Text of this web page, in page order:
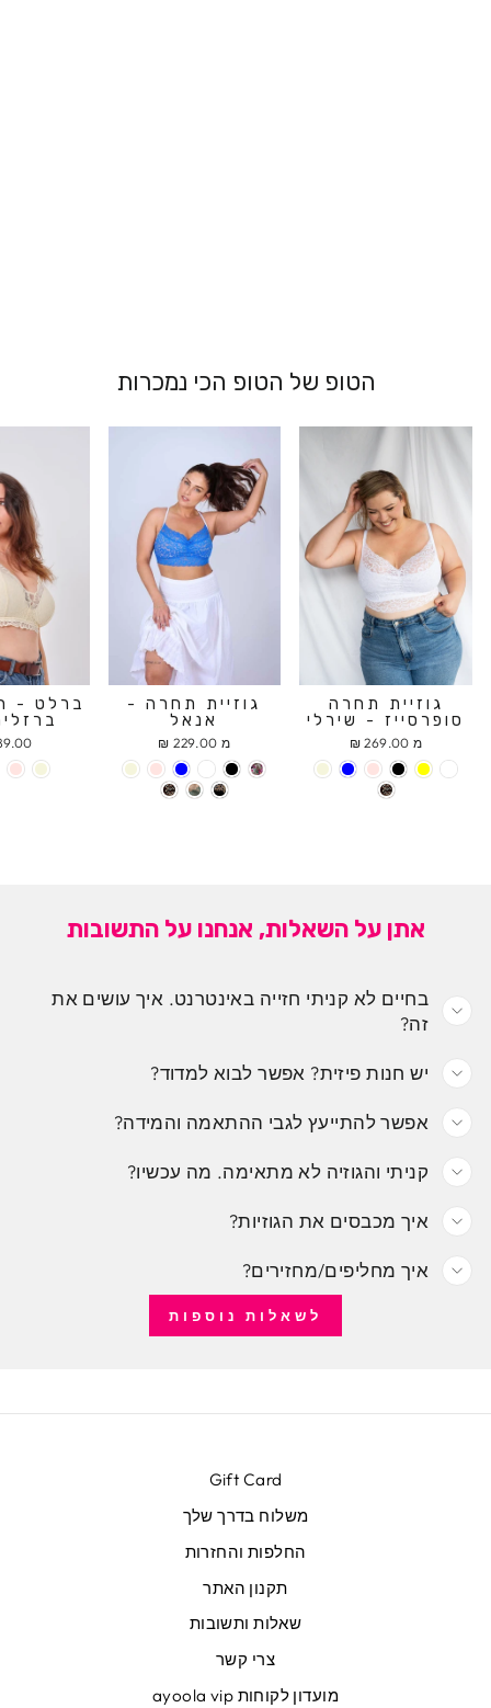
הטופ של הטופ הכי נמכרות
גוזיית תחרה
סופרסייז - שירלי
מ 269.00 ₪
גוזיית תחרה -
אנאל
מ 229.00 ₪
ברלט -
₪
אתן על השאלות, אנחנו על התשובות
בחיים לא קניתי חזייה באינטרנט. איך עושים את
זה?
יש חנות פיזית? אפשר לבוא למדוד?
אפשר להתייעץ לגבי ההתאמה והמידה?
קניתי והגוזיה לא מתאימה. מה עכשיו?
איך מכבסים את הגוזיות?
איך מחליפים/מחזירים?
לשאלות נוספות
Gift Card
משלוח בדרך שלך
החלפות והחזרות
תקנון האתר
שאלות ותשובות
צרי קשר
מועדון לקוחות ayoola vip